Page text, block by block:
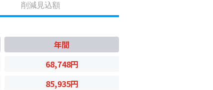
削減見込額
年間
68,748円
85,935円